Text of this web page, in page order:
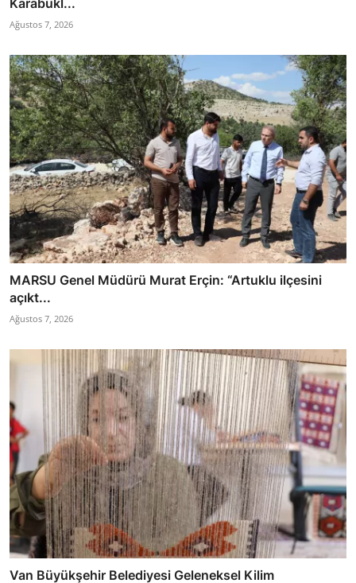
Ağustos 7, 2026
MARSU Genel Müdürü Murat Erçin: “Artuklu ilçesini
açıkt...
Ağustos 7, 2026
Van Büyükşehir Belediyesi Geleneksel Kilim